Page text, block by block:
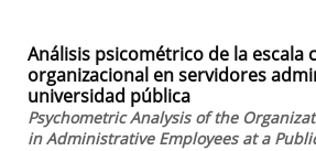
Análisis psicométrico de la escala
organizacional en servidores
universidad pública
Psychometric Analysis of the
in Administrative Employees at a